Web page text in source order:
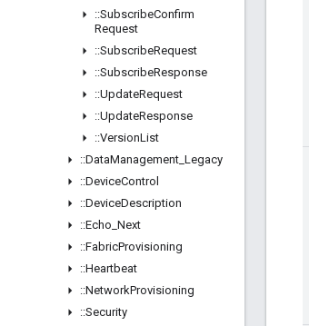
::SubscribeConfirm
Request
::SubscribeRequest
::SubscribeResponse
::UpdateRequest
::UpdateResponse
::VersionList
::DataManagement Legacy
::DeviceControl
::DeviceDescription
::Echo Next
::FabricProvisioning
::Heartbeat
::NetworkProvisioning
::Security